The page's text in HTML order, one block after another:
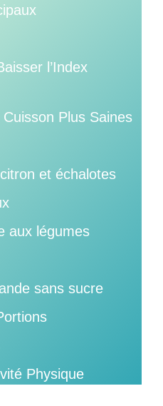
l’Index
Plus Saines
et échalotes
aux légumes
sans sucre
Physique